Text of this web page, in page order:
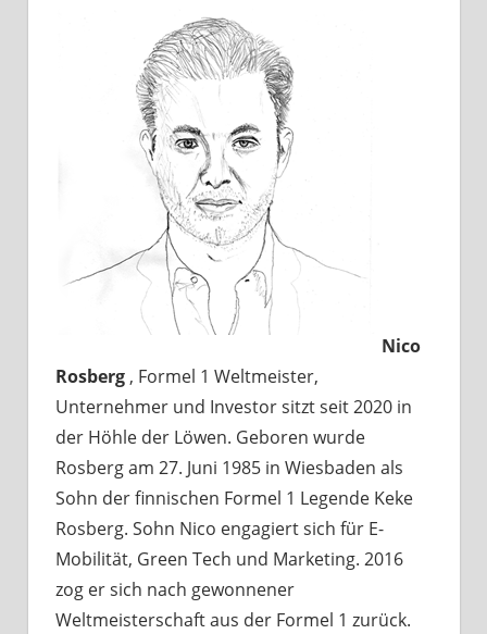
Nico
Rosberg, Formel 1 Weltmeister,
Unternehmer und Investor sitzt seit 2020 in
der Höhle der Löwen. Geboren wurde
Rosberg am 27. Juni 1985 in Wiesbaden als
Sohn der finnischen Formel 1 Legende Keke
Rosberg. Sohn Nico engagiert sich für E-
Mobilität, Green Tech und Marketing. 2016
zog er sich nach gewonnener
Weltmeisterschaft aus der Formel 1 zurück.